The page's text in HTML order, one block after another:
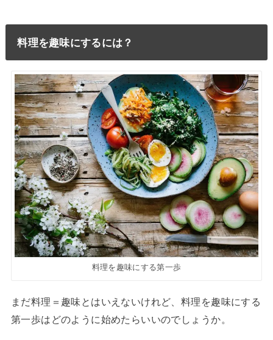
料理を趣味にするには？
料理を趣味にする第一歩
まだ料理＝趣味とはいえないけれど、料理を趣味にする
第一歩はどのように始めたらいいのでしょうか。